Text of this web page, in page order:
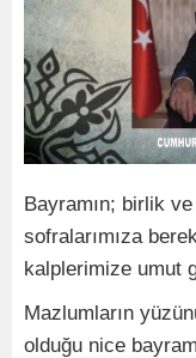
Bayramın; birlik
sofralarımıza
kalplerimize umut
Mazlumların
olduğu nice